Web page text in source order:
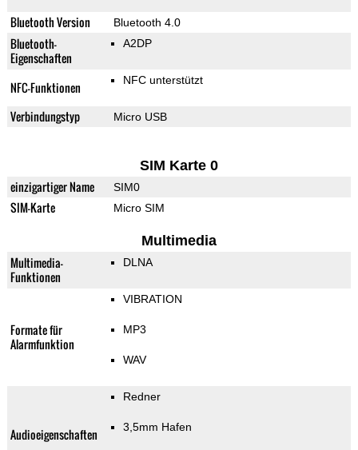
Bluetooth Version Bluetooth 4.0
Bluetooth-
Eigenschaften
A2DP
NFC-Funktionen NFC unterstützt
Verbindungstyp Micro USB
SIM Karte 0
einzigartiger Name SIM0
SIM-Karte Micro SIM
Multimedia
Multimedia-
Funktionen
DLNA
Formate für
Alarmfunktion
VIBRATION
MP3
WAV
Audioeigenschaften
Redner
3,5mm Hafen